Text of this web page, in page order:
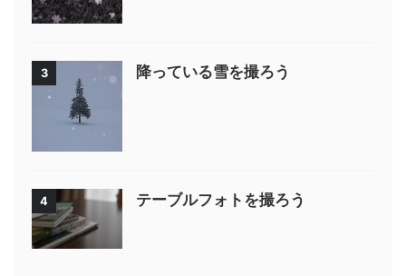
3 降っている雪を撮ろう
4 テーブルフォトを撮ろう